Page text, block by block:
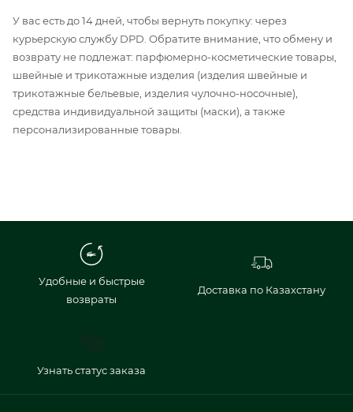
У вас есть до 14 дней, чтобы вернуть покупку: через
курьерскую службу DPD. Обратите внимание, что обмену и
возврату не подлежат: парфюмерно-косметические товары,
швейные и трикотажные изделия (изделия швейные и
трикотажные бельевые, изделия чулочно-носочные),
средства индивидуальной защиты (маски), а также
персонализированные товары.
Удобные и быстрые
возвраты
Доставка по Казахстану
Узнать статус заказа